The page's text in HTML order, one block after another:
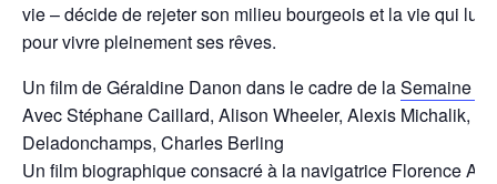
vie – décide de rejeter son milieu bourgeois et la vie qui lui
pour vivre pleinement ses rêves.
Un film de Géraldine Danon dans le cadre de laSemaine
Avec Stéphane Caillard, Alison Wheeler, Alexis Michalik,
Deladonchamps, Charles Berling
Un film biographique consacré à la navigatrice Florence